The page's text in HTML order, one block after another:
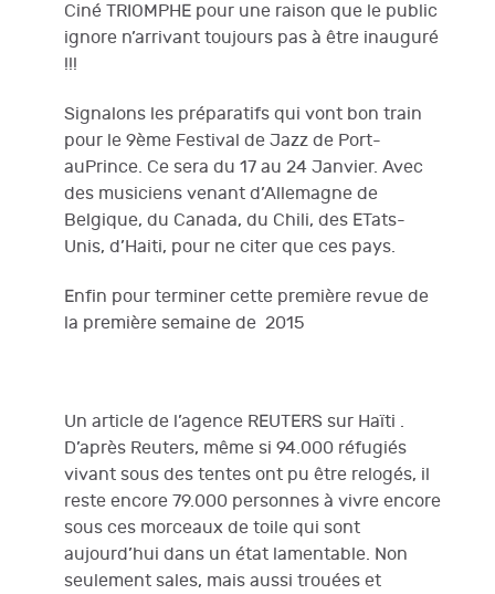
Ciné TRIOMPHE pour une raison que le public
ignore n’arrivant toujours pas à être inauguré
!!!
Signalons les préparatifs qui vont bon train
pour le 9ème Festival de Jazz de Port-
auPrince. Ce sera du 17 au 24 Janvier. Avec
des musiciens venant d’Allemagne de
Belgique, du Canada, du Chili, des ETats-
Unis, d’Haiti, pour ne citer que ces pays.
Enfin pour terminer cette première revue de
la première semaine de 2015
Un article de l’agence REUTERS sur Haïti .
D’après Reuters, même si 94.000 réfugiés
vivant sous des tentes ont pu être relogés, il
reste encore 79.000 personnes à vivre encore
sous ces morceaux de toile qui sont
aujourd’hui dans un état lamentable. Non
seulement sales, mais aussi trouées et